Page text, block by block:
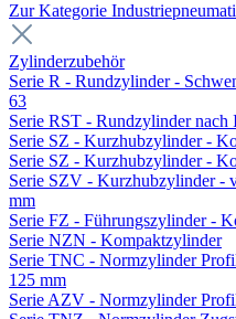
Zur Kategorie
Zylinderzubehör
Serie R - Rundzylinder -
63
Serie RST - Rundzylinder
Serie SZ - Kurzhubzylinder -
Serie SZ - Kurzhubzylinder -
Serie SZV - Kurzhubzylinder -
mm
Serie FZ - Führungszylinder -
Serie NZN - Kompaktzylinder
Serie TNC - Normzylinder
125 mm
Serie AZV - Normzylinder